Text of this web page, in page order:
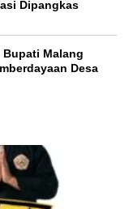
Dipangkas
Bupati Malang
Desa